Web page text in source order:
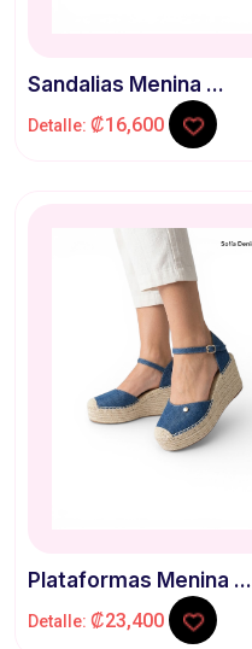
Sandalias Menina ...
Detalle: ₡16,600
Plataformas Menina ...
Detalle: ₡23,400